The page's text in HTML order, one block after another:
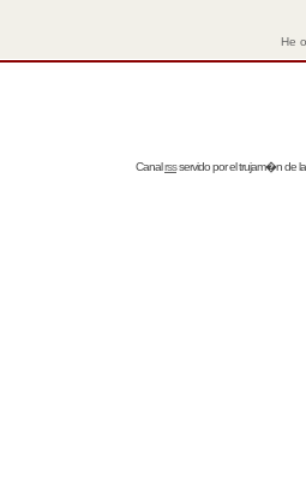
He
Canalrssservido por eltrujam�nde